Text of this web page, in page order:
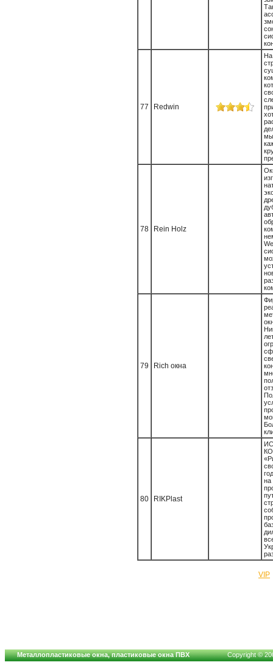
77 Redwin
78 Rein Holz
79 Rich окна
80 RIKPlast
VIP
Металлопластиковые окна, пластиковые окна ПВХ
Copyright ©